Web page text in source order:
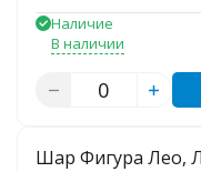
Наличие
В наличии
Шар Фигура Лео,